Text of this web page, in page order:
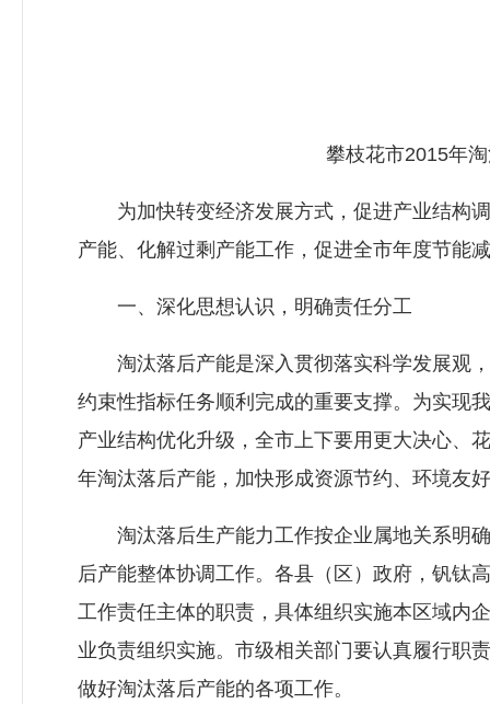
攀枝花市2015年淘
为加快转变经济发展方式，促进产业结构调
产能、化解过剩产能工作，促进全市年度节能
一、深化思想认识，明确责任分工
淘汰落后产能是深入贯彻落实科学发展观，
约束性指标任务顺利完成的重要支撑。为实现
产业结构优化升级，全市上下要用更大决心、
年淘汰落后产能，加快形成资源节约、环境友
淘汰落后生产能力工作按企业属地关系明确
后产能整体协调工作。各县（区）政府，钒钛
工作责任主体的职责，具体组织实施本区域内
业负责组织实施。市级相关部门要认真履行职
做好淘汰落后产能的各项工作。